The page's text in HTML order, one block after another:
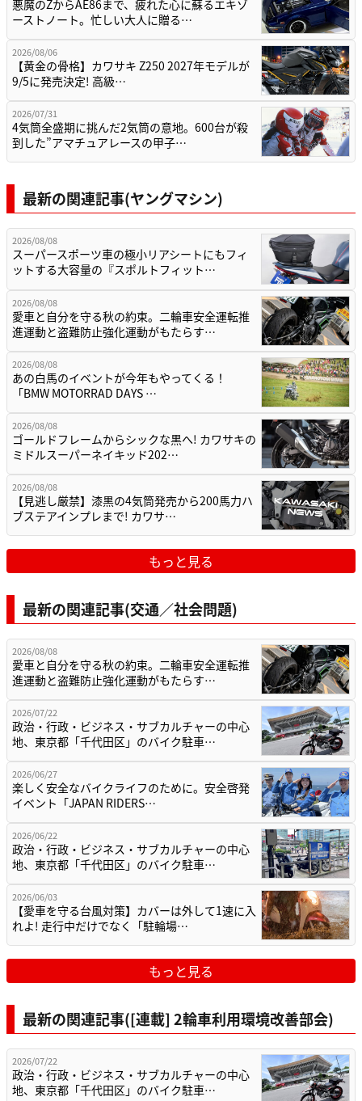
悪魔のZからAE86まで、疲れた心に蘇るエキゾ
ーストノート。忙しい大人に贈る…
2026/08/06
【黄金の骨格】カワサキ Z250 2027年モデルが
9/5に発売決定! 高級…
2026/07/31
4気筒全盛期に挑んだ2気筒の意地。600台が殺
到した”アマチュアレースの甲子…
最新の関連記事(ヤングマシン)
2026/08/08
スーパースポーツ車の極小リアシートにもフィ
ットする大容量の『スポルトフィット…
2026/08/08
愛車と自分を守る秋の約束。二輪車安全運転推
進運動と盗難防止強化運動がもたらす…
2026/08/08
あの白馬のイベントが今年もやってくる！
「BMW MOTORRAD DAYS …
2026/08/08
ゴールドフレームからシックな黒へ! カワサキの
ミドルスーパーネイキッド202…
2026/08/08
【見逃し厳禁】漆黒の4気筒発売から200馬力ハ
ブステアインプレまで! カワサ…
もっと見る
最新の関連記事(交通／社会問題)
2026/08/08
愛車と自分を守る秋の約束。二輪車安全運転推
進運動と盗難防止強化運動がもたらす…
2026/07/22
政治・行政・ビジネス・サブカルチャーの中心
地、東京都「千代田区」のバイク駐車…
2026/06/27
楽しく安全なバイクライフのために。安全啓発
イベント「JAPAN RIDERS…
2026/06/22
政治・行政・ビジネス・サブカルチャーの中心
地、東京都「千代田区」のバイク駐車…
2026/06/03
【愛車を守る台風対策】カバーは外して1速に入
れよ! 走行中だけでなく「駐輪場…
もっと見る
最新の関連記事([連載] 2輪車利用環境改善部会)
2026/07/22
政治・行政・ビジネス・サブカルチャーの中心
地、東京都「千代田区」のバイク駐車…